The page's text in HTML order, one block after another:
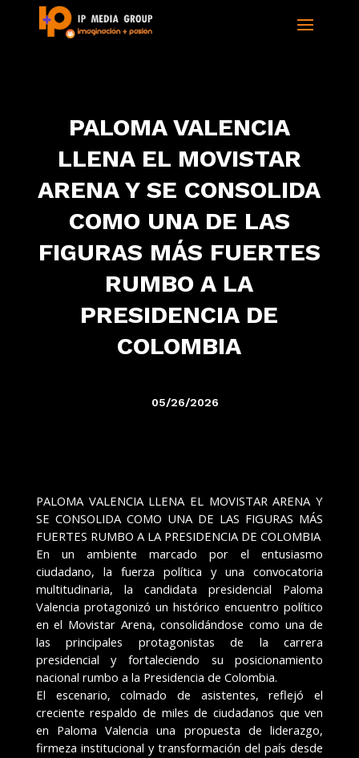
PALOMA VALENCIA
LLENA EL MOVISTAR
ARENA Y SE CONSOLIDA
COMO UNA DE LAS
FIGURAS MÁS FUERTES
RUMBO A LA
PRESIDENCIA DE
COLOMBIA
05/26/2026
PALOMA VALENCIA LLENA EL MOVISTAR ARENA Y
SE CONSOLIDA COMO UNA DE LAS FIGURAS MÁS
FUERTES RUMBO A LA PRESIDENCIA DE COLOMBIA
En un ambiente marcado por el entusiasmo
ciudadano, la fuerza política y una convocatoria
multitudinaria, la candidata presidencial Paloma
Valencia protagonizó un histórico encuentro político
en el Movistar Arena, consolidándose como una de
las principales protagonistas de la carrera
presidencial y fortaleciendo su posicionamiento
nacional rumbo a la Presidencia de Colombia.
El escenario, colmado de asistentes, reflejó el
creciente respaldo de miles de ciudadanos que ven
en Paloma Valencia una propuesta de liderazgo,
firmeza institucional y transformación del país desde